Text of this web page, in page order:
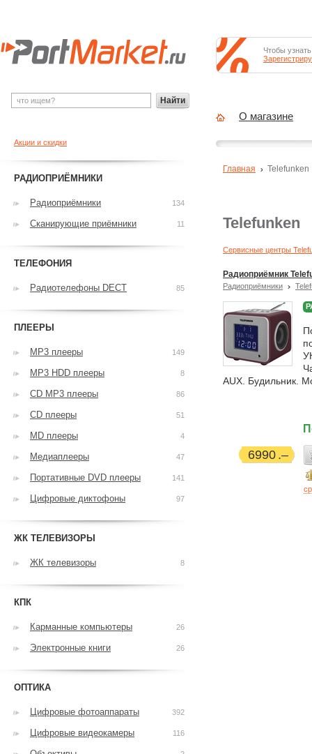
Telefunken
Сервисные центры
Радиоприёмник
Радиоприёмники
AUX. Будильник.
6990
Главная Telefunken
Акции и скидки
РАДИОПРИЁМНИКИ
Радиоприёмники 134
Сканирующие приёмники 11
ТЕЛЕФОНИЯ
Радиотелефоны DECT 85
ПЛЕЕРЫ
MP3 плееры 149
MP3 HDD плееры 8
CD MP3 плееры 86
CD плееры 51
MD плееры 4
Медиаплееры 47
Портативные DVD плееры 141
Цифровые диктофоны 97
ЖК ТЕЛЕВИЗОРЫ
ЖК телевизоры 8
КПК
Карманные компьютеры 26
Электронные книги 26
ОПТИКА
Цифровые фотоаппараты 392
Цифровые видеокамеры 116
Найти
Чтобы
О магазине